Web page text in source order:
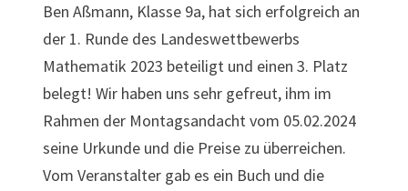
Ben Aßmann, Klasse 9a, hat sich erfolgreich an
der 1. Runde des Landeswettbewerbs
Mathematik 2023 beteiligt und einen 3. Platz
belegt! Wir haben uns sehr gefreut, ihm im
Rahmen der Montagsandacht vom 05.02.2024
seine Urkunde und die Preise zu überreichen.
Vom Veranstalter gab es ein Buch und die